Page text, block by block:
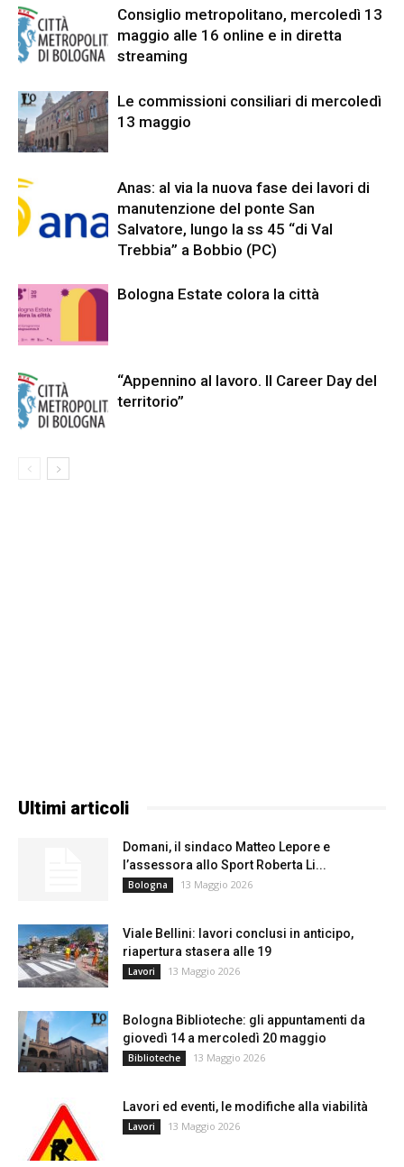
Consiglio metropolitano, mercoledì 13
maggio alle 16 online e in diretta
streaming
Le commissioni consiliari di mercoledì
13 maggio
Anas: al via la nuova fase dei lavori di
manutenzione del ponte San
Salvatore, lungo la ss 45 “di Val
Trebbia” a Bobbio (PC)
Bologna Estate colora la città
“Appennino al lavoro. Il Career Day del
territorio”
Ultimi articoli
Domani, il sindaco Matteo Lepore e
l’assessora allo Sport Roberta Li...
Bologna 13 Maggio 2026
Viale Bellini: lavori conclusi in anticipo,
riapertura stasera alle 19
Lavori 13 Maggio 2026
Bologna Biblioteche: gli appuntamenti da
giovedì 14 a mercoledì 20 maggio
Biblioteche 13 Maggio 2026
Lavori ed eventi, le modifiche alla viabilità
Lavori 13 Maggio 2026